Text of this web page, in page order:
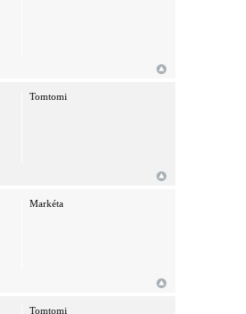
Tomtomi
Markéta
Tomtomi